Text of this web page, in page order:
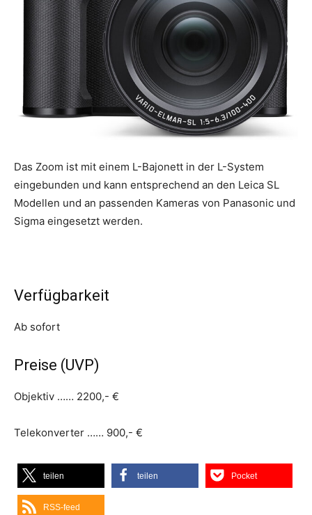
Das Zoom ist mit einem L-Bajonett in der L-System
eingebunden und kann entsprechend an den Leica SL
Modellen und an passenden Kameras von Panasonic und
Sigma eingesetzt werden.
Verfügbarkeit
Ab sofort
Preise (UVP)
Objektiv …… 2200,- €
Telekonverter …… 900,- €
teilen teilen Pocket
RSS-feed